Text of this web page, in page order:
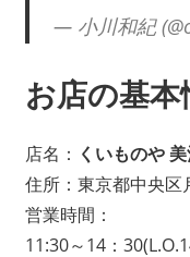
— 小川和紀
お店の基本
店名： くいものや
住所：東京都中央区
営業時間：
11:30～14：